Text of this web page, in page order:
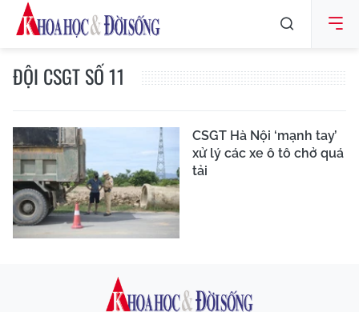
ĐỘI CSGT SỐ 11
CSGT Hà Nội ‘mạnh tay’
xử lý các xe ô tô chở quá
tải